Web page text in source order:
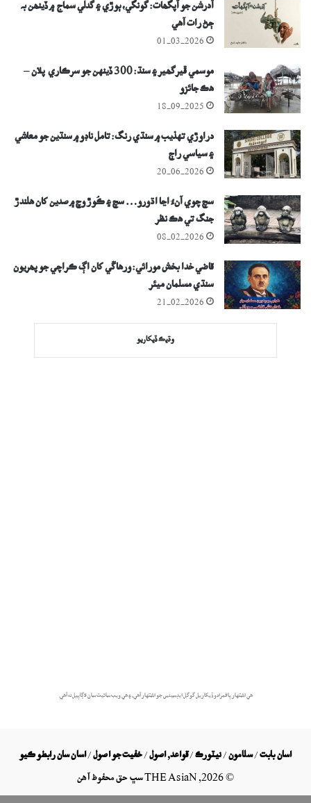
آدرشن جو آپگھات: گونگي، ٻوڙي ۽ گدلي سماج ۾ ڏينھن بہ
ڄڻ رات آھي
01-03-2026
موسمي ڦيرگھير ۽ سنڌ: 300 ڏينهن جو سرڪاري پلان –
هڪ جائزو
18-09-2025
دراوڙي تهذيب ۾ سنڌي رنگ: تامل ناڊو ۾ سنڌين جو معاشي
۽ سياسي راڄ
20-06-2026
سچ چوي آنءُ اڃا اڌورو… سچ ۽ ڪُوڙ وچ ۾ صدين کان ھلندڙ
جنگ تي ھڪ نظر
08-02-2026
قاضي خدا بخش مورائي: ورھاڱي کان اڳ ڪراچي جو پھريون
سنڌي مسلمان ميئر
21-02-2026
وڌيڪ ڏيکاريو
هي اشتهار پاڻمرادو ڏيکاريل گوگل ايڊسينس جو اشتهار آهي، ۽ هي ويب سائيٽ سان لاڳاپيل نه آهي.
اسان بابت/سلامون/نيٽورڪ/قواعد, اصول/خفيت جو اصول/اسان سان رابطو ڪيو
©
2026, THE AsiaN سڀ حق محفوظ آھن